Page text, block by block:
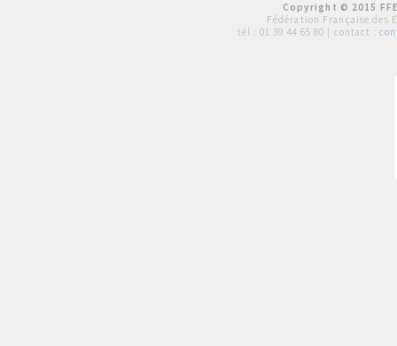
Copyright © 2015
Fédération Française des
tél : 01 39 44 65 80 | contact :